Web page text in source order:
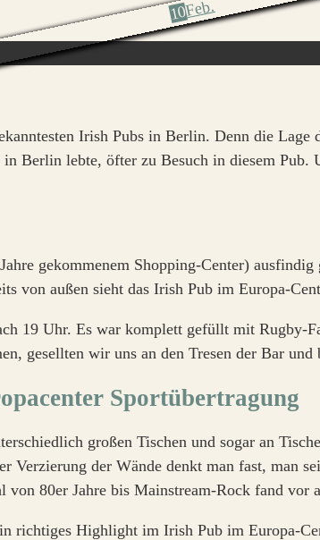
10Feb.
Irish Pubs in Berlin. Denn die
Berlin lebte, öfter zu Besuch in diesem Pub.
gekommenem Shopping-Center)
außen sieht das Irish Pub im Europa-
19 Uhr. Es war komplett gefüllt mit Rugby-
gesellten wir uns an den Tresen der Bar und
großen Tischen und sogar an
der Wände denkt man fast, man
80er Jahre bis Mainstream-Rock fand vor
richtiges Highlight im Irish Pub im Europa-